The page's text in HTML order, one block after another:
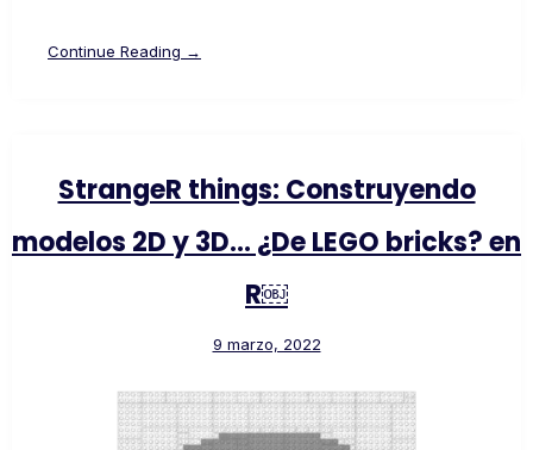
Continue Reading →
StrangeR things: Construyendo
modelos 2D y 3D… ¿De LEGO bricks? en
R￼
9 marzo, 2022